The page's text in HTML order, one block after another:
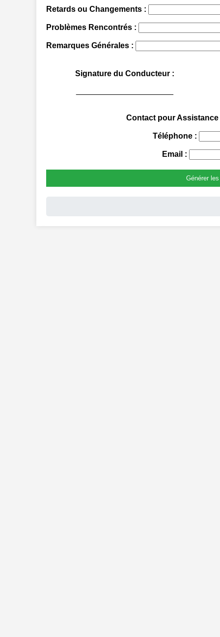
Retards ou Changements :
Problèmes Rencontrés :
Remarques Générales :
Signature du Conducteur :
Contact pour Assistance
Téléphone :
Email :
Générer